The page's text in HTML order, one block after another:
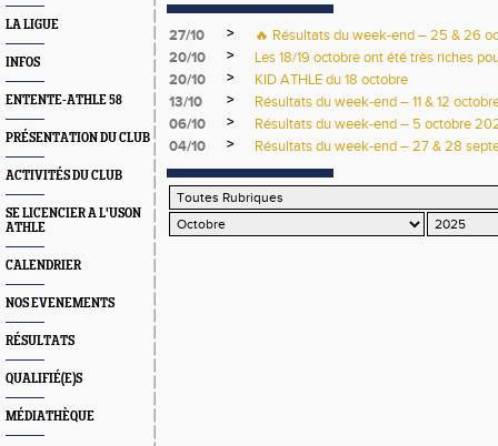
LA LIGUE
INFOS
ENTENTE-ATHLE 58
PRÉSENTATION DU CLUB
ACTIVITÉS DU CLUB
SE LICENCIER A L'USON
ATHLE
CALENDRIER
NOS EVENEMENTS
RÉSULTATS
QUALIFIÉ(E)S
MÉDIATHÈQUE
27/10 >
🔥 Résultats du week-end – 25 & 26
20/10
>
Les 18/19 octobre ont été très riches
20/10
>
KID ATHLE du 18 octobre
13/10
>
Résultats du week-end – 11 & 12
06/10
>
Résultats du week-end – 5 octobre
04/10
> Résultats du week-end – 27 & 28